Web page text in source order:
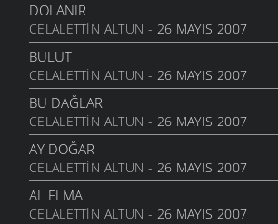
DOLANIR
CELALETTIN ALTUN - 26 MAYIS 2007
BULUT
CELALETTIN ALTUN - 26 MAYIS 2007
BU DAĞLAR
CELALETTIN ALTUN - 26 MAYIS 2007
AY DOĞAR
CELALETTIN ALTUN - 26 MAYIS 2007
AL ELMA
CELALETTIN ALTUN - 26 MAYIS 2007